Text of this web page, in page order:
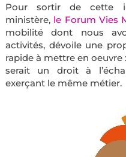
Pour sortir de cette
ministère, le Forum Vies
mobilité dont nous
activités, dévoile une
rapide à mettre en oeuvre
serait un droit à
exerçant le même métier.